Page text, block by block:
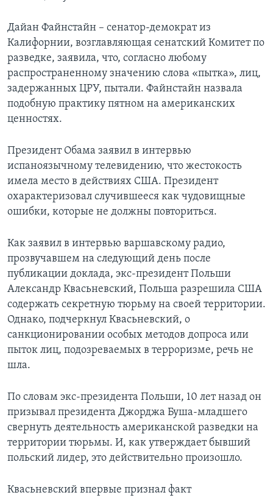
Дайан Файнстайн – сенатор-демократ из
Калифорнии, возглавляющая сенатский Комитет по
разведке, заявила, что, согласно любому
распространенному значению слова «пытка», лиц,
задержанных ЦРУ, пытали. Файнстайн назвала
подобную практику пятном на американских
ценностях.
Президент Обама заявил в интервью
испаноязычному телевидению, что жестокость
имела место в действиях США. Президент
охарактеризовал случившееся как чудовищные
ошибки, которые не должны повториться.
Как заявил в интервью варшавскому радио,
прозвучавшем на следующий день после
публикации доклада, экс-президент Польши
Александр Квасьневский, Польша разрешила США
содержать секретную тюрьму на своей территории.
Однако, подчеркнул Квасьневский, о
санкционировании особых методов допроса или
пыток лиц, подозреваемых в терроризме, речь не
шла.
По словам экс-президента Польши, 10 лет назад он
призывал президента Джорджа Буша-младшего
свернуть деятельность американской разведки на
территории тюрьмы. И, как утверждает бывший
польский лидер, это действительно произошло.
Квасьневский впервые признал факт